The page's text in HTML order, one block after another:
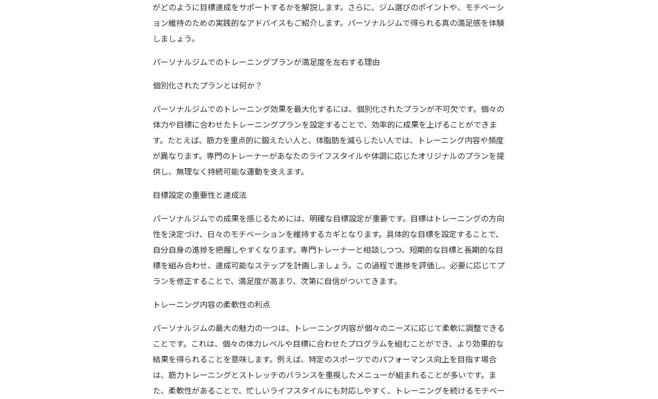
がどのように目標達成をサポートするかを解説します。さらに、ジム選びのポイントや、モチベーシ
ョン維持のための実践的なアドバイスもご紹介します。パーソナルジムで得られる真の満足感を体験
しましょう。
パーソナルジムでのトレーニングプランが満足度を左右する理由
個別化されたプランとは何か？
パーソナルジムでのトレーニング効果を最大化するには、個別化されたプランが不可欠です。個々の
体力や目標に合わせたトレーニングプランを設定することで、効率的に成果を上げることができま
す。たとえば、筋力を重点的に鍛えたい人と、体脂肪を減らしたい人では、トレーニング内容や頻度
が異なります。専門のトレーナーがあなたのライフスタイルや体調に応じたオリジナルのプランを提
供し、無理なく持続可能な運動を支えます。
目標設定の重要性と達成法
パーソナルジムでの成果を感じるためには、明確な目標設定が重要です。目標はトレーニングの方向
性を決定づけ、日々のモチベーションを維持するカギとなります。具体的な目標を設定することで、
自分自身の進捗を把握しやすくなります。専門トレーナーと相談しつつ、短期的な目標と長期的な目
標を組み合わせ、達成可能なステップを計画しましょう。この過程で進捗を評価し、必要に応じてプ
ランを修正することで、満足度が高まり、次第に自信がついてきます。
トレーニング内容の柔軟性の利点
パーソナルジムの最大の魅力の一つは、トレーニング内容が個々のニーズに応じて柔軟に調整できる
ことです。これは、個々の体力レベルや目標に合わせたプログラムを組むことができ、より効果的な
結果を得られることを意味します。例えば、特定のスポーツでのパフォーマンス向上を目指す場合
は、筋力トレーニングとストレッチのバランスを重視したメニューが組まれることが多いです。ま
た、柔軟性があることで、忙しいライフスタイルにも対応しやすく、トレーニングを続けるモチベー